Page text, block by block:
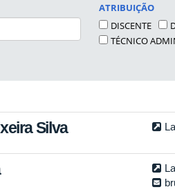
ATRIBUIÇÃO
DISCENTE
TÉCNICO
Silva